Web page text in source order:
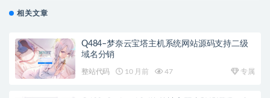
相关文章
Q484–梦奈云宝塔主机系统网站源码支持二级
域名分销
整站代码 10 月前 47 专属